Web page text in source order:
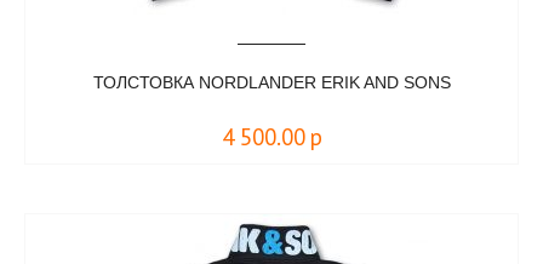
ТОЛСТОВКА NORDLANDER ERIK AND SONS
4 500.00 р